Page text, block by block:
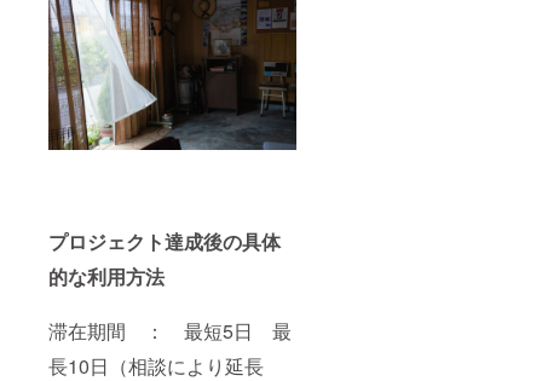
プロジェクト達成後の具体
的な利用方法
滞在期間 ： 最短5日 最
長10日（相談により延長